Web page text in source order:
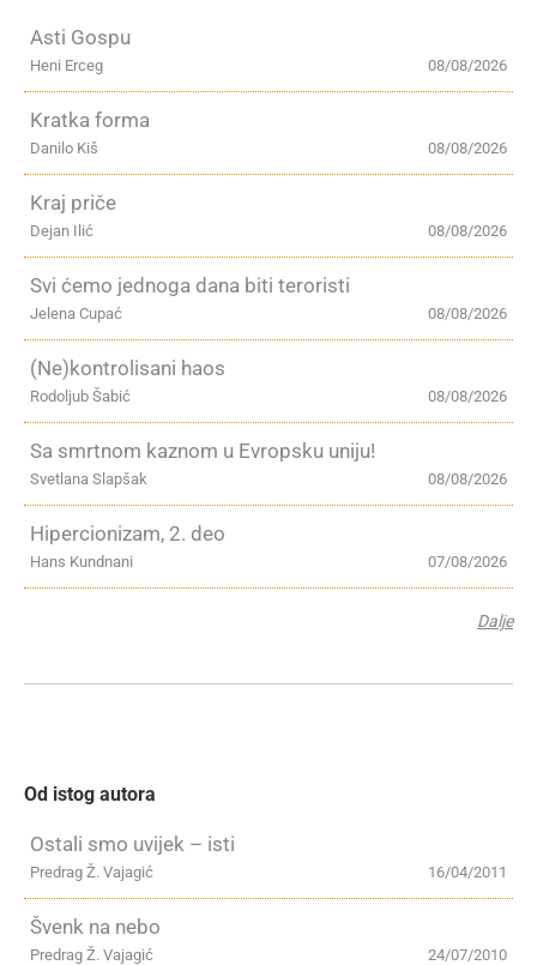
Asti Gospu
08/08/2026
Heni Erceg
Kratka forma
08/08/2026
Danilo Kiš
Kraj priče
08/08/2026
Dejan Ilić
Svi ćemo jednoga dana biti teroristi
08/08/2026
Jelena Cupać
(Ne)kontrolisani haos
08/08/2026
Rodoljub Šabić
Sa smrtnom kaznom u Evropsku uniju!
08/08/2026
Svetlana Slapšak
Hipercionizam, 2. deo
07/08/2026
Hans Kundnani
Dalje
Od istog autora
Ostali smo uvijek – isti
16/04/2011
Predrag Ž. Vajagić
Švenk na nebo
24/07/2010
Predrag Ž. Vajagić